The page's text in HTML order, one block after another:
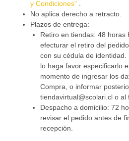
y Condiciones".
No aplica derecho a retracto.
Plazos de entrega:
Retiro en tiendas: 48 horas
efecturar el retiro del
con su cédula de
lo haga favor especificarlo
momento de ingresar los
Compra, o informar
tiendavirtual@scolari.cl o
Despacho a domicilio: 72
revisar el pedido antes de
recepción.